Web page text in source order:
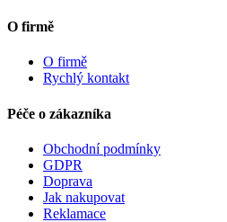
O firmě
O firmě
Rychlý kontakt
Péče o zákazníka
Obchodní podmínky
GDPR
Doprava
Jak nakupovat
Reklamace